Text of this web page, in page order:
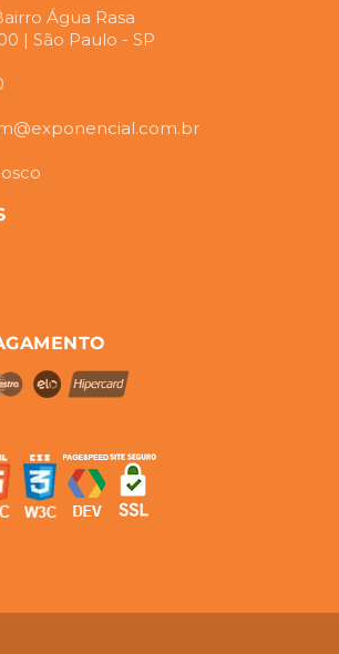
Água Rasa
| São Paulo - SP